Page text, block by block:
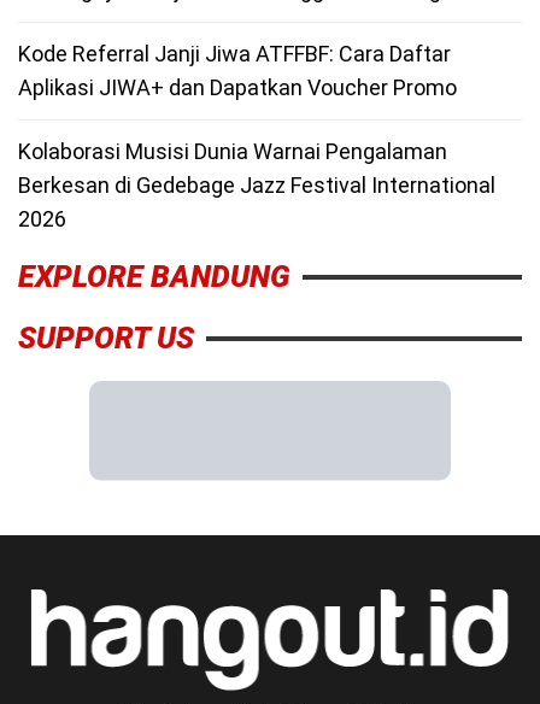
Kode Referral Janji Jiwa ATFFBF: Cara Daftar
Aplikasi JIWA+ dan Dapatkan Voucher Promo
Kolaborasi Musisi Dunia Warnai Pengalaman
Berkesan di Gedebage Jazz Festival International
2026
EXPLORE BANDUNG
SUPPORT US